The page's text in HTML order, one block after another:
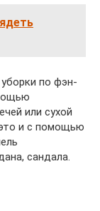
по фэн-
или сухой
и с помощью
сандала.